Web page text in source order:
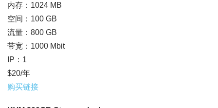
内存：1024 MB
空间：100 GB
流量：800 GB
带宽：1000 Mbit
IP：1
$20/年
购买链接